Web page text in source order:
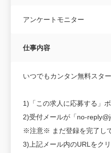
アンケートモニター
仕事内容
いつでもカンタン無料スタ
1)「この求人に応募する」
2)受付メールが「no-
※注意※ まだ登録を完了し
3)上記メール内のURLをク